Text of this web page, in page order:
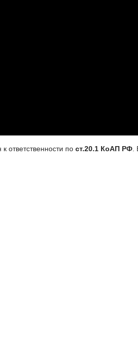
ответственности по ст.20.1 КоАП РФ